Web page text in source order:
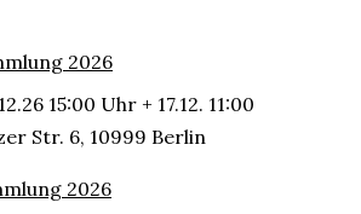
2026
15:00 Uhr + 17.12. 11:00
Str. 6, 10999 Berlin
2026